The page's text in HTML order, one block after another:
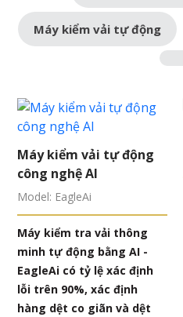
Máy kiểm vải tự động
Máy kiểm vải tự động
công nghệ AI
Model: EagleAi
Máy kiểm tra vải thông
minh tự động bằng AI -
EagleAi có tỷ lệ xác định
lỗi trên 90%, xác định
hàng dệt co giãn và dệt